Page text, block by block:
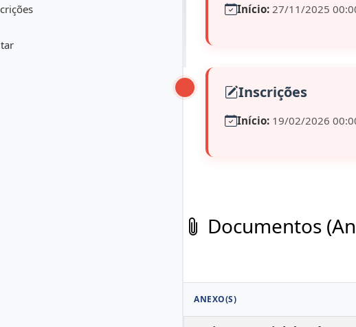
Início: 27/11/2025
Inscrições
Início: 19/02/2026
Documentos
ANEXO(S)